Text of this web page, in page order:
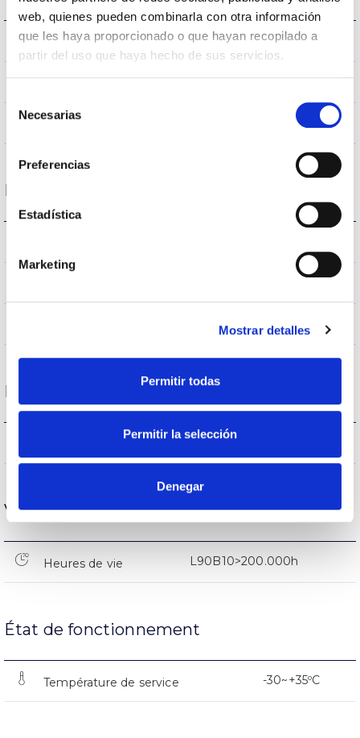
web, quienes pueden combinarla con otra información
que les haya proporcionado o que hayan recopilado a
partir del uso que haya hecho de sus servicios.
Necesarias
Preferencias
Estadística
Marketing
Mostrar detalles
Permitir todas
Permitir la selección
Denegar
Température de coleur 4.000K
S060L2P
Logement et finition
AL iap
Performance
187.940lm
Vie
Heures de vie L90B10>200.000h
État de fonctionnement
Température de service -30~+35ºC